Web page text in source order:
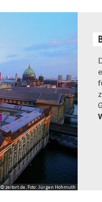
© zeitort.de, Foto: Jürgen Hohmuth